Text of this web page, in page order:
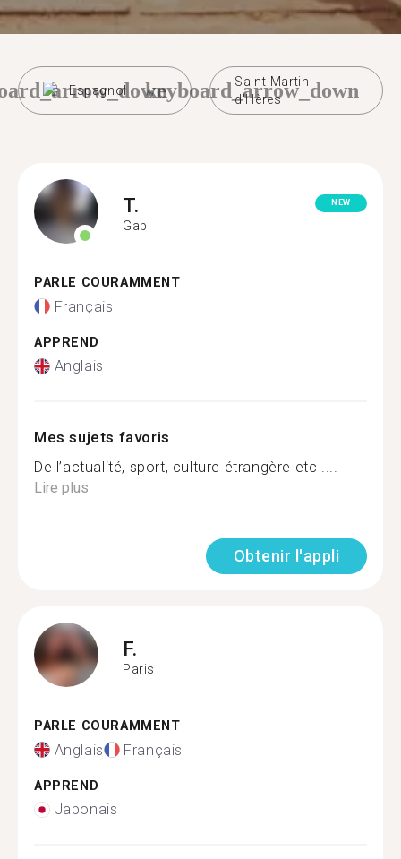
Espagnol
Saint-Martin-
d'Hères
keyboard_arrow_down
T.
Gap
NEW
PARLE COURAMMENT
Français
APPREND
Anglais
Mes sujets favoris
De l’actualité, sport, culture étrangère etc ....
Lire plus
Obtenir l'appli
F.
Paris
PARLE COURAMMENT
Anglais Français
APPREND
Japonais